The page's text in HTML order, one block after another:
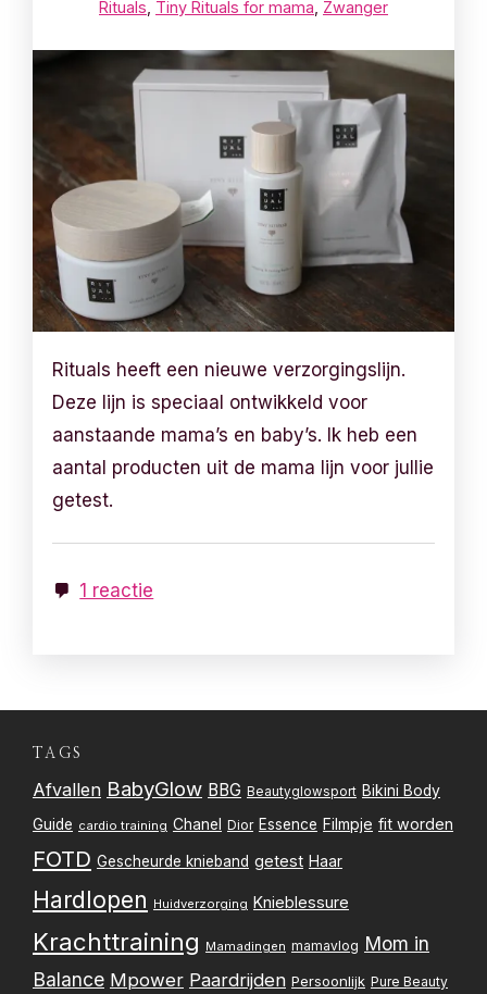
Rituals Tiny Rituals for mama Zwanger
Rituals heeft een nieuwe verzorgingslijn.
Deze lijn is speciaal ontwikkeld voor
aanstaande mama’s en baby’s. Ik heb een
aantal producten uit de mama lijn voor jullie
getest.
1 reactie
TAGS
Afvallen BabyGlow BBG Beautyglowsport Bikini Body
Guide cardio training Chanel Dior Essence Filmpje fit worden
FOTD Gescheurde knieband getest Haar
Hardlopen Huidverzorging Knieblessure
Krachttraining Mamadingen mamavlog Mom in
Balance Mpower Paardrijden Persoonlijk Pure Beauty